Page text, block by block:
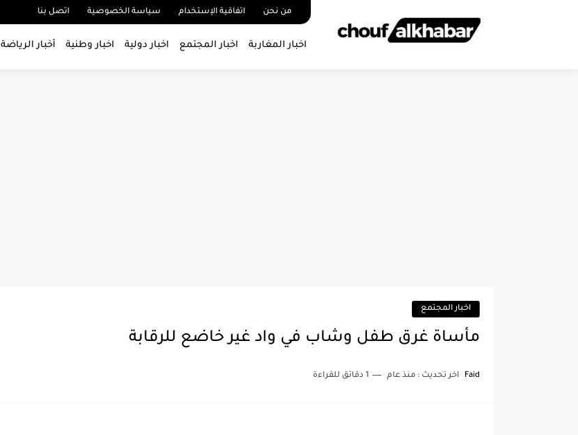
من نحن اتفاقية الإستخدام سياسة الخصوصية اتصل بنا
اخبار المغاربة اخبار المجتمع اخبار دولية اخبار وطنية أخبار الرياضة
اخبار المجتمع
مأساة غرق طفل وشاب في واد غير خاضع للرقابة
Faid اخر تحديث : منذ عام 1 دقائق للقراءة